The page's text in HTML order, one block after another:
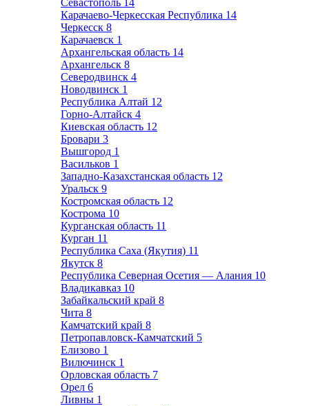
Севастополь 14
Карачаево-Черкесская Республика 14
Черкесск 8
Карачаевск 1
Архангельская область 14
Архангельск 8
Северодвинск 4
Новодвинск 1
Республика Алтай 12
Горно-Алтайск 4
Киевская область 12
Бровари 3
Вышгород 1
Васильков 1
Западно-Казахстанская область 12
Уральск 9
Костромская область 12
Кострома 10
Курганская область 11
Курган 11
Республика Саха (Якутия) 11
Якутск 8
Республика Северная Осетия — Алания 10
Владикавказ 10
Забайкальский край 8
Чита 8
Камчатский край 8
Петропавловск-Камчатский 5
Елизово 1
Вилючинск 1
Орловская область 7
Орел 6
Ливны 1